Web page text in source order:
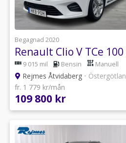
Begagnad 2020
Renault Clio V TCe
9 015 mil Bensin Manuell
Rejmes Åtvidaberg •
fr. 1 779 kr/mån
109 800 kr